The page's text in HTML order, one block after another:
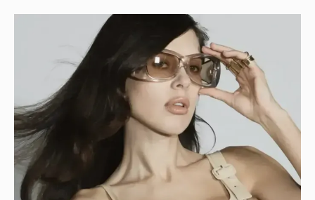
"Об этом не принято говорить". Ксения
Шипилова задумалась о заморозке
яйцеклеток